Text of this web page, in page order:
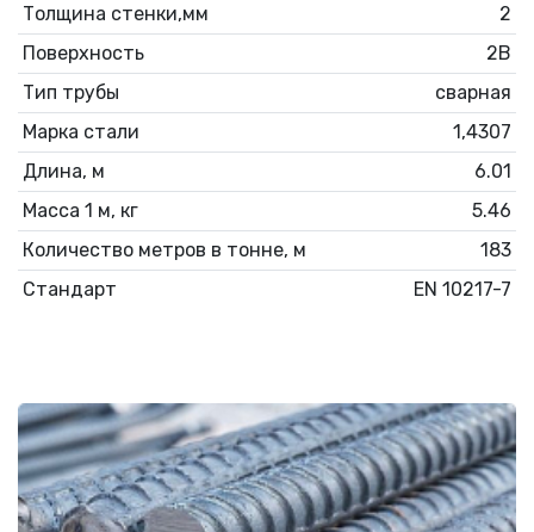
Толщина стенки,мм
2
Поверхность
2B
Тип трубы
сварная
Марка стали
1,4307
Длина, м
6.01
Масса 1 м, кг
5.46
Количество метров в тонне, м
183
Стандарт
EN 10217-7